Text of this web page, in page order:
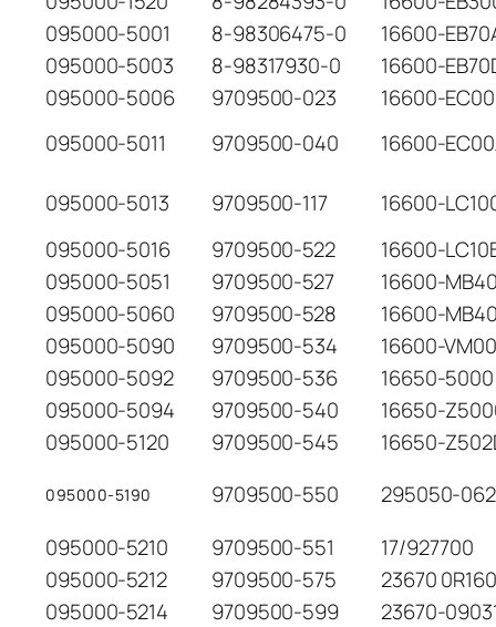
095000-5001
8-98306475-0
16600-
095000-5003
8-98317930-0
16600-
095000-5006
9709500-023
16600-
095000-5011
9709500-040 16600-
095000-5013 9709500-117
16600-
095000-5016
9709500-522
16600-
095000-5051
9709500-527
16600-
095000-5060
9709500-528
16600-
095000-5090
9709500-534
16600-
095000-5092
9709500-536
16650-5000
095000-5094
9709500-540
16650-
095000-5120
9709500-545 16650-
095000-5190 9709500-550
295050-
095000-5210
9709500-551
17/927700
095000-5212
9709500-575
23670 0R160
095000-5214
9709500-599
23670-